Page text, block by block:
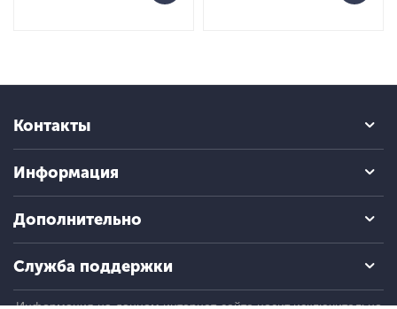
Контакты
Информация
Дополнительно
Служба поддержки